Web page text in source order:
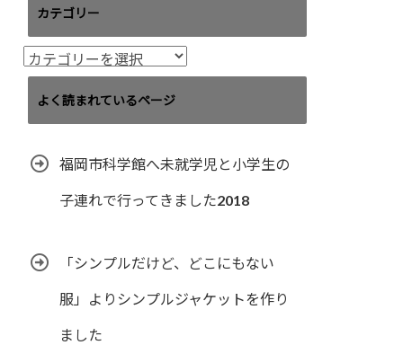
イ
ブ
カテゴリー
カ
テ
リ
よく読まれているページ
福岡市科学館へ未就学児と小学生の
子連れで行ってきました2018
「シンプルだけど、どこにもない
服」よりシンプルジャケットを作り
ました